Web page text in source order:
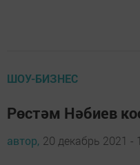
ШОУ-БИЗНЕС
Рөстәм Нәбиев
автор, 20 декабрь 2021 -